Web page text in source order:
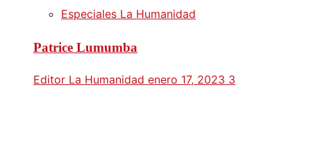
Especiales La Humanidad
Patrice Lumumba
Editor La Humanidad enero 17, 2023 3